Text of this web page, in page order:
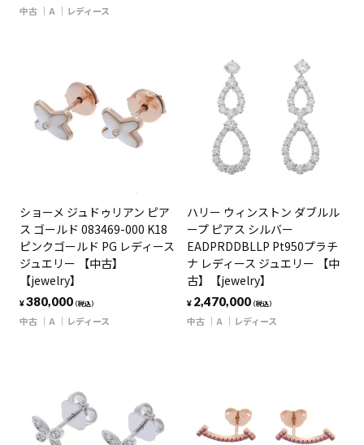
中古 A レディース
ショーメ ジュドゥリアン ピア
ス ゴールド 083469-000 K18
ピンクゴールド PG レディース
ジュエリー 【中古】
【jewelry】
¥380,000（税込）
中古 A レディース
ハリー ウィンストン ダブルル
ープ ピアス シルバー
EADPRDDBLLP Pt950プラチ
ナ レディース ジュエリー 【中
古】【jewelry】
¥ 2,470,000（税込）
中古 A レディース